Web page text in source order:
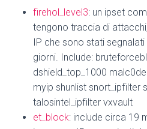
firehol_level3: un ipset
tengono traccia di
IP che sono stati
giorni. Include:
dshield_top_1000
myip shunlist snort_ipfilter
talosintel_ipfilter vxvault
et_block: include circa 19